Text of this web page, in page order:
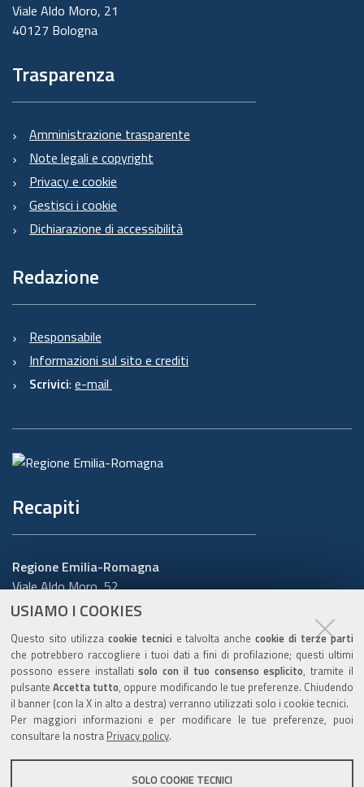
USIAMO I COOKIES
Questo sito utilizza cookie tecnici e talvolta anchecookie di terze parti
che potrebbero raccogliere i tuoi dati a fini di profilazione; questi ultimi
possono essere installatisolo con il tuo consenso esplicito, tramite il
pulsanteAccetta tutto, oppure modificando le tue preferenze. Chiudendo
il banner (con la X in alto a destra) verranno utilizzati solo i cookie tecnici.
Per maggiori informazioni e per modificare le tue preferenze, puoi
consultare la nostra Privacy policy.
SOLO COOKIE TECNICI
Viale Aldo Moro, 21
40127 Bologna
Trasparenza
Amministrazione trasparente
Note legali e copyright
Privacy e cookie
Gestisci i cookie
Dichiarazione di accessibilità
Redazione
Responsabile
Informazioni sul sito e crediti
Scrivici: e-mail
Recapiti
Regione Emilia-Romagna
Viale Aldo Moro, 52
40127 Bologna
Cerca telefoni o indirizzi
URP
www.regione.emilia-romagna.it/urp